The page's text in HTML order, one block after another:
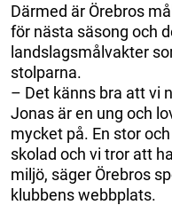
Därmed är Örebros
för nästa säsong och
landslagsmålvakter
stolparna.
– Det känns bra att vi
Jonas är en ung och
mycket på. En stor
skolad och vi tror att
miljö, säger Örebros
klubbens webbplats.